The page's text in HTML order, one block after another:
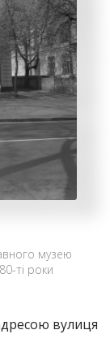
музею
ті роки
вулиця